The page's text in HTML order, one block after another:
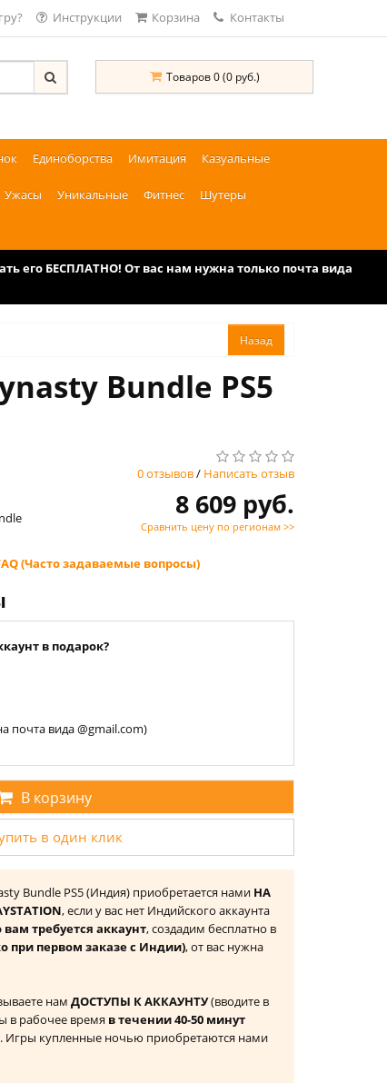
Инструкции Корзина Контакты
Товаров 0 (0 руб.)
Единоборства Имитация Казуальные
Ужасы Уникальные Фитнес Шутеры
его БЕСПЛАТНО! От вас нам нужна только почта вида
Bundle PS5
0 отзывов/ Написать отзыв
8 609 руб.
Сравнить цену по регионам >>
(Часто задаваемые вопросы)
в подарок?
почта вида @gmail.com)
В корзину
в один клик
Bundle PS5 (Индия) приобретается нами НА
, если у вас нет Индийского аккаунта
требуется аккаунт, создадим бесплатно в
при первом заказе с Индии), от вас нужна
нам ДОСТУПЫ К АККАУНТУ(вводите в
в рабочее время в течении 40-50 минут
. Игры купленные ночью приобретаются нами